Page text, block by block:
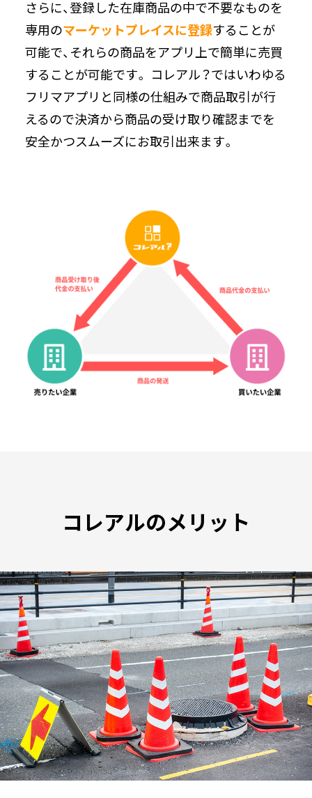
さらに、登録した在庫商品の中で不要なものを
専用のマーケットプレイスに登録することが
可能で、それらの商品をアプリ上で簡単に売買
することが可能です。 コレアル？ではいわゆる
フリマアプリと同様の仕組みで商品取引が行
えるので決済から商品の受け取り確認までを
安全かつスムーズにお取引出来ます。
コレアルのメリット